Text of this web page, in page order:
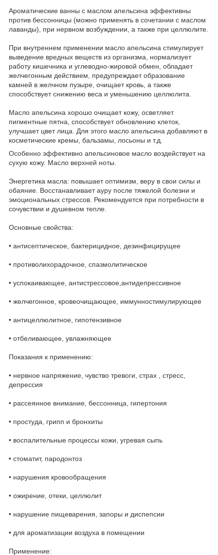
Ароматические ванны с маслом апельсина эффективны
против бессонницы (можно применять в сочетании с маслом
лаванды), при нервном возбуждении, а также при целлюлите.
При внутреннем применении масло апельсина стимулирует
выведение вредных веществ из организма, нормализует
работу кишечника и углеводно-жировой обмен, обладает
желчегонным действием, предупреждает образование
камней в желчном пузыре, очищает кровь, а также
способствует снижению веса и уменьшению целлюлита.
Масло апельсина хорошо очищает кожу, осветляет
пигментные пятна, способствует обновлению клеток,
улучшает цвет лица. Для этого масло апельсина добавляют в
косметические кремы, бальзамы, лосьоны и т.д.
Особенно эффективно апельсиновое масло воздействует на
сухую кожу. Масло верхней ноты.
Энергетика масла: повышает оптимизм, веру в свои силы и
обаяние. Восстанавливает ауру после тяжелой болезни и
эмоциональных стрессов. Рекомендуется при потребности в
сочувствии и душевном тепле.
Основные свойства:
• антисептическое, бактерицидное, дезинфицирущее
• противолихорадочное, спазмолитическое
• успокаивающее, антистрессовое,антидепрессивное
• желчегонное, кровеочищающее, иммунностимулирующее
• антицеллюлитное, гипотензивное
• отбеливающее, увлажняющее
Показания к применению:
• нервное напряжение, чувство тревоги, страх , стресс,
депрессия
• рассеянное внимание, бессонница, гипертония
• простуда, грипп и бронхиты
• воспалительные процессы кожи, угревая сыпь
• стоматит, пародонтоз
• нарушения кровообращения
• ожирение, отеки, целлюлит
• нарушение пищеварения, запоры и диспепсии
• для ароматизации воздуха в помещении
Применение: